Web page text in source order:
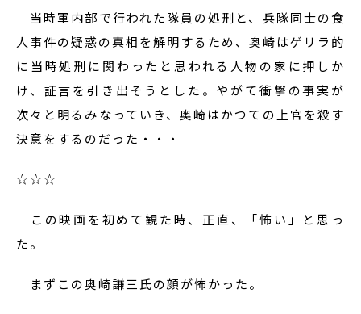
当時軍内部で行われた隊員の処刑と、兵隊同士の食
人事件の疑惑の真相を解明するため、奥崎はゲリラ的
に当時処刑に関わったと思われる人物の家に押しか
け、証言を引き出そうとした。やがて衝撃の事実が
次々と明るみなっていき、奥崎はかつての上官を殺す
決意をするのだった・・・
☆☆☆
この映画を初めて観た時、正直、「怖い」と思っ
た。
まずこの奥崎謙三氏の顔が怖かった。